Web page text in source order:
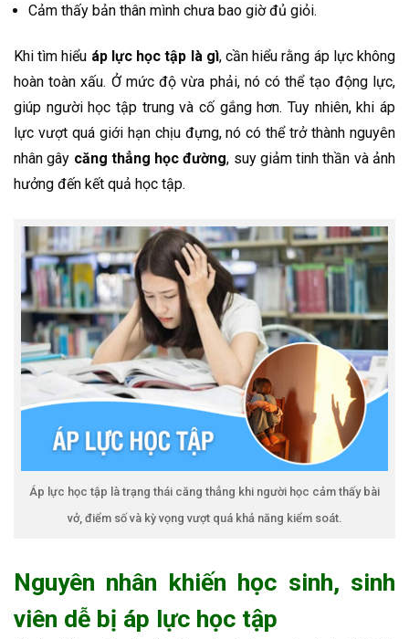
Cảm thấy bản thân mình chưa bao giờ đủ giỏi.
Khi tìm hiểu áp lực học tập là gì, cần hiểu rằng áp lực không
hoàn toàn xấu. Ở mức độ vừa phải, nó có thể tạo động lực,
giúp người học tập trung và cố gắng hơn. Tuy nhiên, khi áp
lực vượt quá giới hạn chịu đựng, nó có thể trở thành nguyên
nhân gây căng thẳng học đường, suy giảm tinh thần và ảnh
hưởng đến kết quả học tập.
Áp lực học tập là trạng thái căng thẳng khi người học cảm thấy bài
vở, điểm số và kỳ vọng vượt quá khả năng kiểm soát.
Nguyên nhân khiến học sinh, sinh
viên dễ bị áp lực học tập